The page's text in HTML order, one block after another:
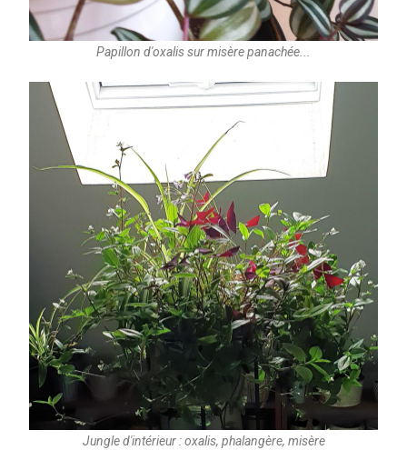
Papillon d'oxalis sur misère panachée...
Jungle d'intérieur : oxalis, phalangère, misère